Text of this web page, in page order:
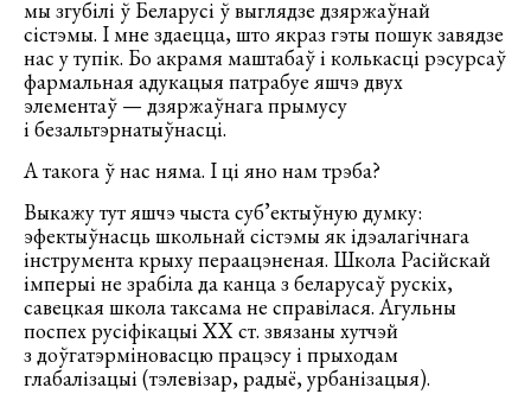
мы згубілі ў Беларусі ў выглядзе дзяржаўнай
сістэмы. І мне здаецца, што якраз гэты пошук завядзе
нас у тупік. Бо акрамя маштабаў і колькасці рэсурсаў
фармальная адукацыя патрабуе яшчэ двух
элементаў — дзяржаўнага прымусу
і безальтэрнатыўнасці.
А такога ў нас няма. І ці яно нам трэба?
Выкажу тут яшчэ чыста суб’ектыўную думку:
эфектыўнасць школьнай сістэмы як ідэалагічнага
інструмента крыху пераацэненая. Школа Расійскай
імперыі не зрабіла да канца з беларусаў рускіх,
савецкая школа таксама не справілася. Агульны
поспех русіфікацыі XX ст. звязаны хутчэй
з доўгатэрміновасцю працэсу і прыходам
глабалізацыі (тэлевізар, радыё, урбанізацыя).